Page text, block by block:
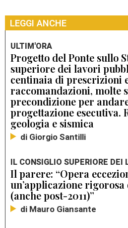
LEGGI ANCHE
ULTIM'ORA
Progetto del Ponte sullo
superiore dei lavori
centinaia di prescrizioni
raccomandazioni, molte
precondizione per
progettazione esecutiva.
geologia e sismica
di Giorgio Santilli
IL CONSIGLIO SUPERIORE DEI
Il parere: “Opera
un’applicazione
(anche post-2011)”
di Mauro Giansante